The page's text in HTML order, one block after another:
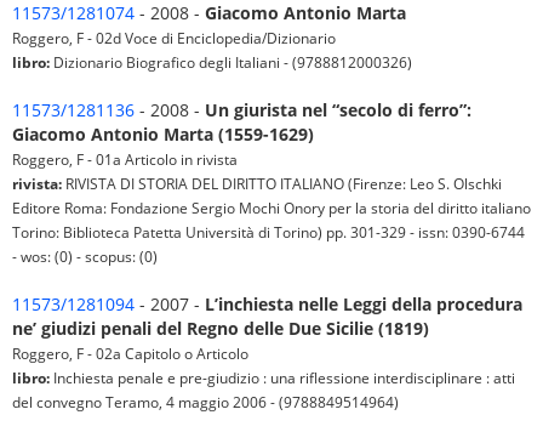
11573/1281074 - 2008 - Giacomo Antonio Marta
Roggero, F - 02d Voce di Enciclopedia/Dizionario
libro: Dizionario Biografico degli Italiani - (9788812000326)
11573/1281136 - 2008 - Un giurista nel “secolo di ferro”:
Giacomo Antonio Marta (1559-1629)
Roggero, F - 01a Articolo in rivista
rivista: RIVISTA DI STORIA DEL DIRITTO ITALIANO (Firenze: Leo S. Olschki
Editore Roma: Fondazione Sergio Mochi Onory per la storia del diritto italiano
Torino: Biblioteca Patetta Università di Torino) pp. 301-329 - issn: 0390-6744
- wos: (0) - scopus: (0)
11573/1281094 - 2007 - L’inchiesta nelle Leggi della procedura
ne’ giudizi penali del Regno delle Due Sicilie (1819)
Roggero, F - 02a Capitolo o Articolo
libro: Inchiesta penale e pre-giudizio : una riflessione interdisciplinare : atti
del convegno Teramo, 4 maggio 2006 - (9788849514964)